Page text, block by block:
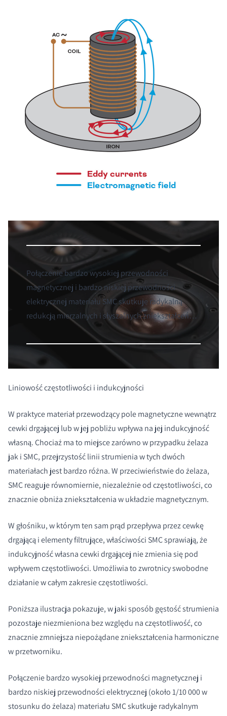
Połączenie bardzo wysokiej przewodności
magnetycznej i bardzo niskiej przewodności
elektrycznej materiału SMC skutkuje radykalną
redukcją mierzalnych i słyszalnych zniekształceń…
Liniowość częstotliwości i indukcyjności
W praktyce materiał przewodzący pole magnetyczne wewnątrz
cewki drgającej lub w jej pobliżu wpływa na jej indukcyjność
własną. Chociaż ma to miejsce zarówno w przypadku żelaza
jak i SMC, przejrzystość linii strumienia w tych dwóch
materiałach jest bardzo różna. W przeciwieństwie do żelaza,
SMC reaguje równomiernie, niezależnie od częstotliwości, co
znacznie obniża zniekształcenia w układzie magnetycznym.
W głośniku, w którym ten sam prąd przepływa przez cewkę
drgającą i elementy filtrujące, właściwości SMC sprawiają, że
indukcyjność własna cewki drgającej nie zmienia się pod
wpływem częstotliwości. Umożliwia to zwrotnicy swobodne
działanie w całym zakresie częstotliwości.
Poniższa ilustracja pokazuje, w jaki sposób gęstość strumienia
pozostaje niezmieniona bez względu na częstotliwość, co
znacznie zmniejsza niepożądane zniekształcenia harmoniczne
w przetworniku.
Połączenie bardzo wysokiej przewodności magnetycznej i
bardzo niskiej przewodności elektrycznej (około 1/10 000 w
stosunku do żelaza) materiału SMC skutkuje radykalnym